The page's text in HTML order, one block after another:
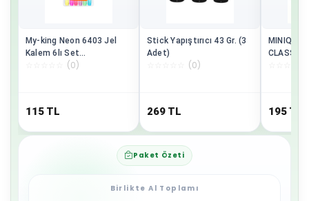
My-king Neon 6403 Jel
Kalem 6lı Set
Pe02227jkoon6
(0)
115 TL
Stick Yapıştırıcı 43 Gr. (3
Adet)
(0)
269 TL
MINIQ
CLASSIC
195 TL
Paket Özeti
Birlikte Al Toplamı